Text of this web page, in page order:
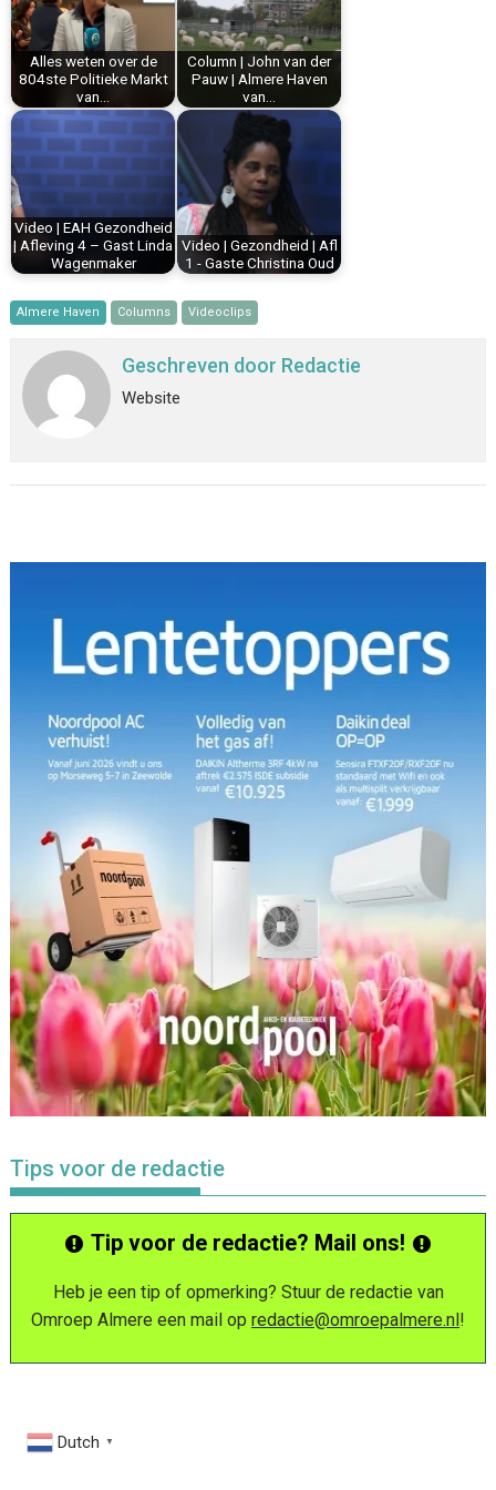
o
k
e
s
t
I
p
p
Alles weten over de
804ste Politieke Markt
van…
Column | John van der
Pauw | Almere Haven
van…
Video | EAH Gezondheid
| Afleving 4 – Gast Linda
Wagenmaker
Video | Gezondheid | Afl
1 - Gaste Christina Oud
Almere Haven Columns Videoclips
Geschreven door Redactie
Website
Tips voor de redactie
Tip voor de redactie? Mail ons!
Heb je een tip of opmerking? Stuur de redactie van
Omroep Almere een mail op redactie@omroepalmere.nl!
Dutch ▼